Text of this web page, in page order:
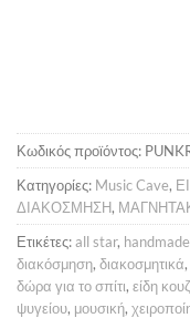
Κωδικός προϊόντος:
Κατηγορίες: Music Cave,
ΔΙΑΚΟΣΜΗΣΗ,
Ετικέτες:all star, handmade
διακόσμηση, διακοσμητικά,
δώρα για το σπίτι, είδη
ψυγείου, μουσική,